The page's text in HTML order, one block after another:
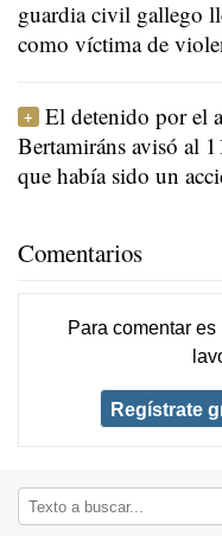
guardia civil gallego
como víctima de
El detenido por el
Bertamiráns avisó al
que había sido un
Comentarios
Para comentar
Regístrate